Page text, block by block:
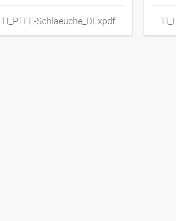
TI_PTFE-Schlaeuche_DExpdf